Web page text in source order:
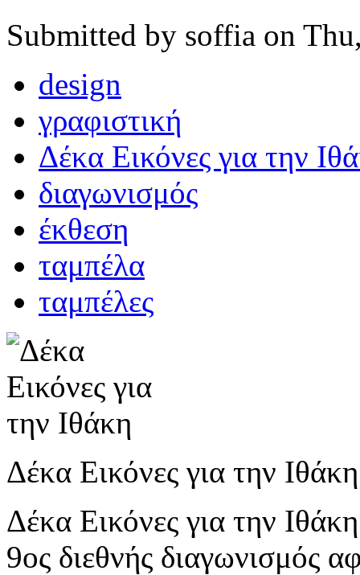
Submitted by soffia on
design
γραφιστική
Δέκα Εικόνες για την
διαγωνισμός
έκθεση
ταμπέλα
ταμπέλες
Δέκα Εικόνες για την
Δέκα Εικόνες για την
9ος διεθνής διαγωνισμός